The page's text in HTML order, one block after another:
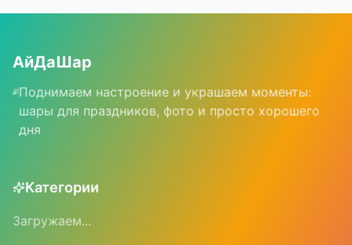
АйДаШар
Поднимаем настроение и украшаем моменты:
шары для праздников, фото и просто хорошего
дня
Категории
Загружаем...